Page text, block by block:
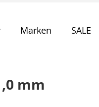
Marken SALE
mm